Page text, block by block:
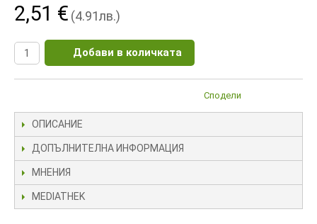
2,51 € (4.91лв.)
Добави в количката
Сподели
ОПИСАНИЕ
ДОПЪЛНИТЕЛНА ИНФОРМАЦИЯ
МНЕНИЯ
MEDIATHEK